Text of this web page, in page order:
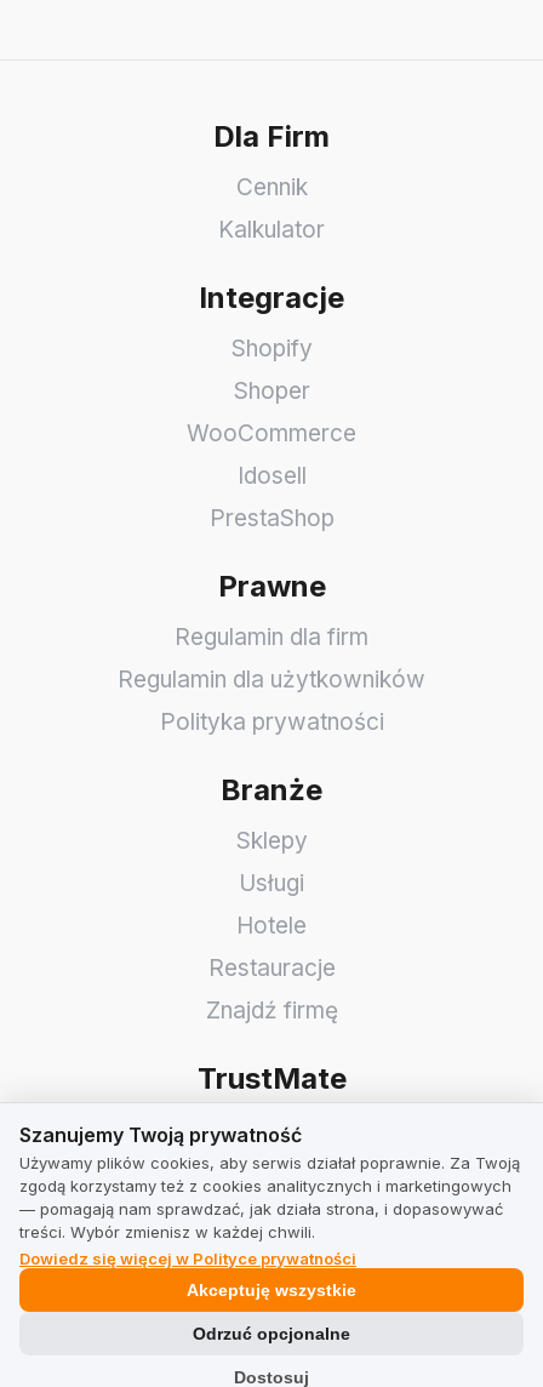
Dla Firm
Cennik
Kalkulator
Integracje
Shopify
Shoper
WooCommerce
Idosell
PrestaShop
Prawne
Regulamin dla firm
Regulamin dla użytkowników
Polityka prywatności
Branże
Sklepy
Usługi
Hotele
Restauracje
Znajdź firmę
TrustMate
Kontakt
Informacje dla akcjonariuszy
Blog
Opinie o nas
Partnerzy
Praca
Szanujemy Twoją prywatność
Używamy plików cookies, aby serwis działał poprawnie. Za Twoją
zgodą korzystamy też z cookies analitycznych i marketingowych
— pomagają nam sprawdzać, jak działa strona, i dopasowywać
treści. Wybór zmienisz w każdej chwili.
Dowiedz się więcej w Polityce prywatności
Dostosuj
Odrzuć opcjonalne
Akceptuję wszystkie